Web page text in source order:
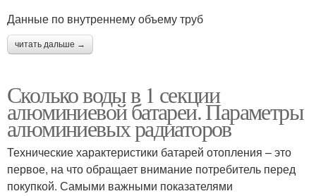
Данные по внутреннему объему труб
читать дальше →
Сколько воды в 1 секции
алюминиевой батареи. Параметры
алюминиевых радиаторов
Технические характеристики батарей отопления – это
первое, на что обращает внимание потребитель перед
покупкой. Самыми важными показателями